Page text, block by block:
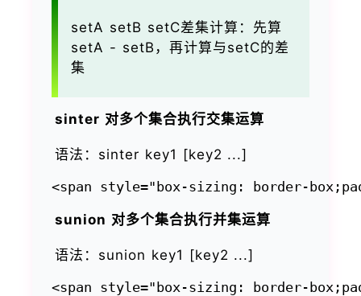
setA setB setC差集计算：先算
setA - setB，再计算与setC的差
集
sinter 对多个集合执行交集运算
语法：sinter key1 [key2 ...]
sunion 对多个集合执行并集运算
语法：sunion key1 [key2 ...]